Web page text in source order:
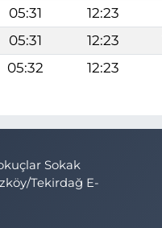
05:31 12:23
05:31 12:23
05:32 12:23
Sokak
Tekirdağ E-